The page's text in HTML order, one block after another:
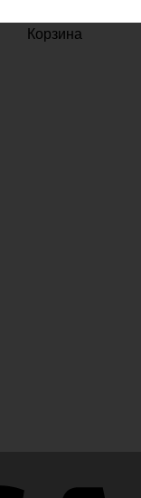
Корзина